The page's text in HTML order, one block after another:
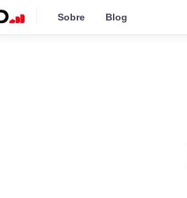
Sobre Blog